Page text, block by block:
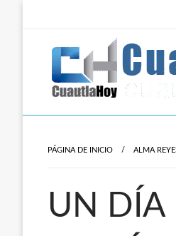
Revista digital del oriente
PÁGINA DE INICIO ALMA
UN DÍA